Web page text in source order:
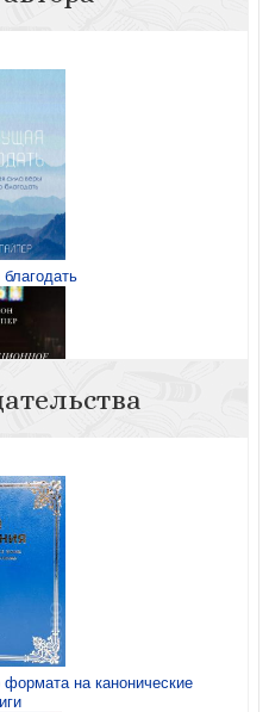
Проповедь как акт
на канонические